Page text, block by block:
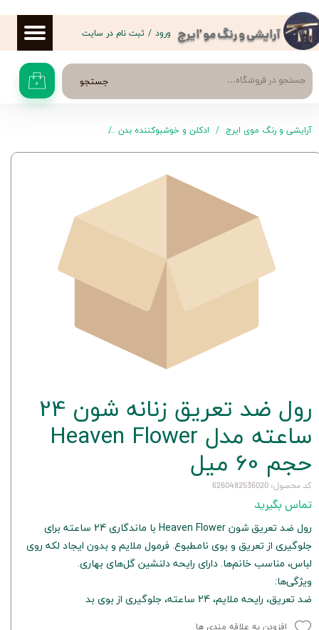
آرایشی و رنگ مو 'ایرج
جستجو ۰
ورود / ثبت نام در سایت
حساب کاربری من
تغییر گذر واژه
سفارشات
خروج از حساب کاربری
آرایشی و رنگ موی ایرج ادکلن و خوشبوکننده بدن
رول ضد تعریق زنانه شون 24
ساعته مدل Heaven Flower
حجم 60 میل
کد محصول: 6260482536020
تماس بگیرید
رول ضد تعریق شون Heaven Flower با ماندگاری 24 ساعته برای
جلوگیری از تعریق و بوی نامطبوع. فرمول ملایم و بدون ایجاد لکه روی
لباس، مناسب خانم‌ها. دارای رایحه دلنشین گل‌های بهاری.
ویژگی‌ها:
ضد تعریق، رایحه ملایم، 24 ساعته، جلوگیری از بوی بد
افزودن به علاقه مندی ها